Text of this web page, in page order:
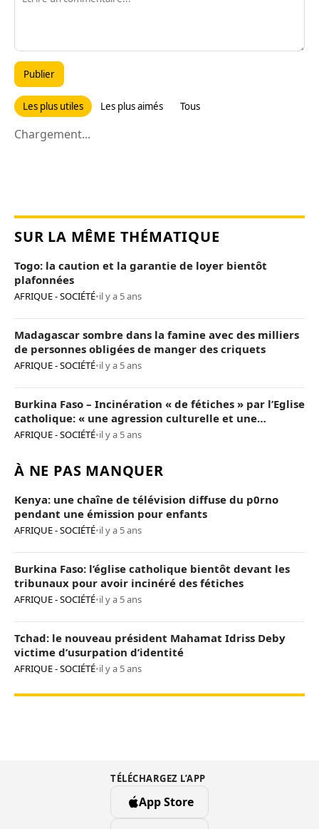
Publier
Les plus utiles Les plus aimés Tous
Chargement...
SUR LA MÊME THÉMATIQUE
Togo: la caution et la garantie de loyer bientôt
plafonnées
AFRIQUE - SOCIÉTÉ•il y a 5 ans
Madagascar sombre dans la famine avec des milliers
de personnes obligées de manger des criquets
AFRIQUE - SOCIÉTÉ•il y a 5 ans
Burkina Faso – Incinération « de fétiches » par l’Eglise
catholique: « une agression culturelle et une
provocation de trop »
AFRIQUE - SOCIÉTÉ•il y a 5 ans
À NE PAS MANQUER
Kenya: une chaîne de télévision diffuse du p0rno
pendant une émission pour enfants
AFRIQUE - SOCIÉTÉ•il y a 5 ans
Burkina Faso: l’église catholique bientôt devant les
tribunaux pour avoir incinéré des fétiches
AFRIQUE - SOCIÉTÉ•il y a 5 ans
Tchad: le nouveau président Mahamat Idriss Deby
victime d’usurpation d’identité
AFRIQUE - SOCIÉTÉ•il y a 5 ans
TÉLÉCHARGEZ L’APP
App Store